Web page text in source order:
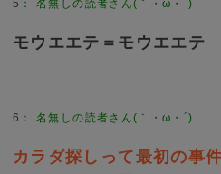
5 ：名無しの読者さん(｀・ω・´)
モウエエテ＝モウエエテ
6 ：名無しの読者さん(｀・ω・´)
カラダ探しって最初の事